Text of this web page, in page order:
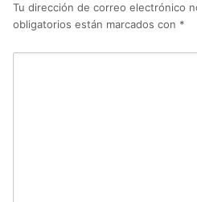
Tu dirección de correo electrónico
obligatorios están marcados con *